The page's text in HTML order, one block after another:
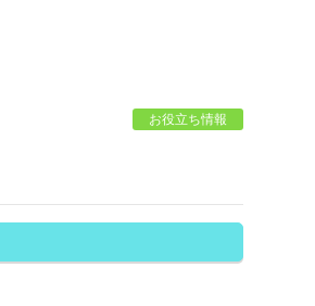
お役立ち情報